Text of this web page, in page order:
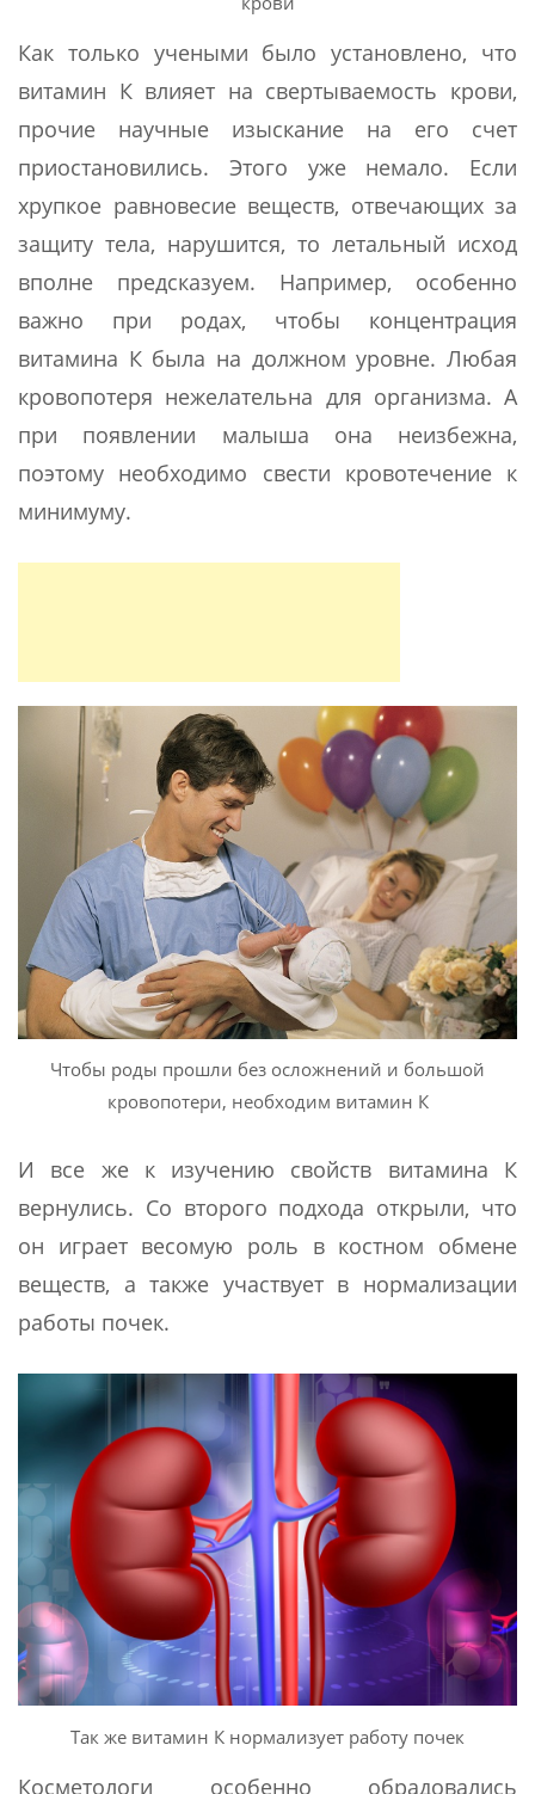
Как только учеными было установлено, что
витамин К влияет на свертываемость крови,
прочие научные изыскание на его счет
приостановились. Этого уже немало. Если
хрупкое равновесие веществ, отвечающих за
защиту тела, нарушится, то летальный исход
вполне предсказуем. Например, особенно
важно при родах, чтобы концентрация
витамина К была на должном уровне. Любая
кровопотеря нежелательна для организма. А
при появлении малыша она неизбежна,
поэтому необходимо свести кровотечение к
минимуму.
Чтобы роды прошли без осложнений и большой
кровопотери, необходим витамин К
И все же к изучению свойств витамина К
вернулись. Со второго подхода открыли, что
он играет весомую роль в костном обмене
веществ, а также участвует в нормализации
работы почек.
Так же витамин К нормализует работу почек
Косметологи особенно обрадовались